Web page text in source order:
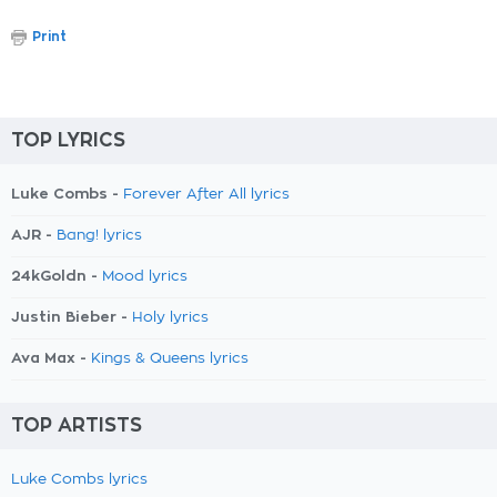
Print
TOP LYRICS
Luke Combs - Forever After All lyrics
AJR - Bang! lyrics
24kGoldn - Mood lyrics
Justin Bieber - Holy lyrics
Ava Max - Kings & Queens lyrics
TOP ARTISTS
Luke Combs lyrics